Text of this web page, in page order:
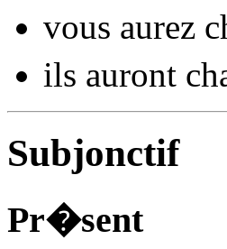
vous aurez
ils auront
Subjonctif
Pr�sent